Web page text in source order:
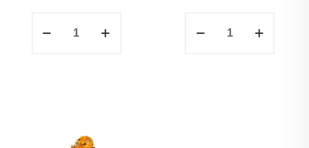
Asadas